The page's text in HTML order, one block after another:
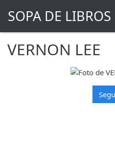
SOPA DE LIBROS
VERNON LEE